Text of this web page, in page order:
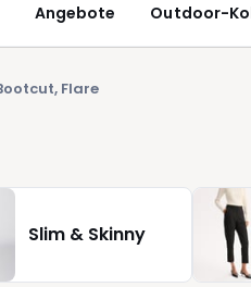
Angebote Outdoor-
Flare
Slim & Skinny